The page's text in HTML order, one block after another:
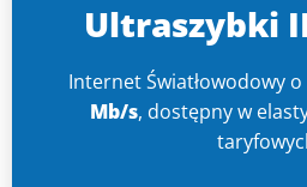
Ultraszybki
Internet Światłowodowy
Mb/s, dostępny w